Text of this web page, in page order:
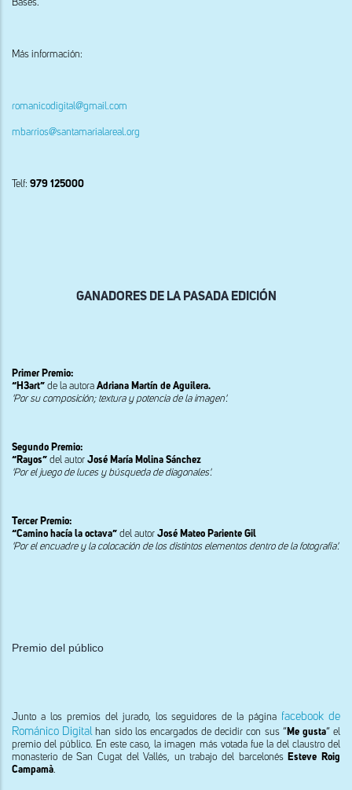
Bases.
Más información:
romanicodigital@gmail.com
mbarrios@santamarialareal.org
Telf: 979 125000
GANADORES DE LA PASADA EDICIÓN
Primer Premio:
“H3art” de la autora Adriana Martín de Aguilera.
'Por su composición; textura y potencia de la imagen'.
Segundo Premio:
“Rayos” del autor José María Molina Sánchez
'Por el juego de luces y búsqueda de diagonales'.
Tercer Premio:
“Camino hacía la octava” del autor José Mateo Pariente Gil
'Por el encuadre y la colocación de los distintos elementos dentro de la fotografía'.
Premio del público
Junto a los premios del jurado, los seguidores de la página facebook de
Románico Digitalhan sido los encargados de decidir con sus “ Me gusta“ el
premio del público. En este caso, la imagen más votada fue la del claustro del
monasterio de San Cugat del Vallés, un trabajo del barcelonés Esteve Roig
Campamà.